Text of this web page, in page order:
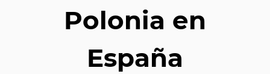
Polonia en
España